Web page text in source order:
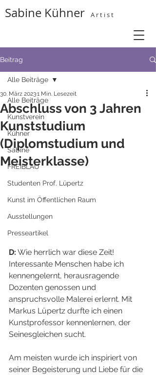
Sabine Kühner A r t i s t
Beitrag
Alle Beiträge
Kunstverein
Kühner
Sabine
FREIBLAU
Studenten Prof. Lüpertz
Kunst im Öffentlichen Raum
Ausstellungen
Presseartikel
Alle Beiträge
Abschluss von 3 Jahren
Kunststudium
(Diplomstudium und
Meisterklasse)
30. März 20231 Min. Lesezeit
D: Wie herrlich war diese Zeit!
Interessante Menschen habe ich
kennengelernt, herausragende
Dozenten genossen und
anspruchsvolle Malerei erlernt. Mit
Markus Lüpertz durfte ich einen
Kunstprofessor kennenlernen, der
Seinesgleichen sucht.
Am meisten wurde ich inspiriert von
seiner Begeisterung und Liebe für die